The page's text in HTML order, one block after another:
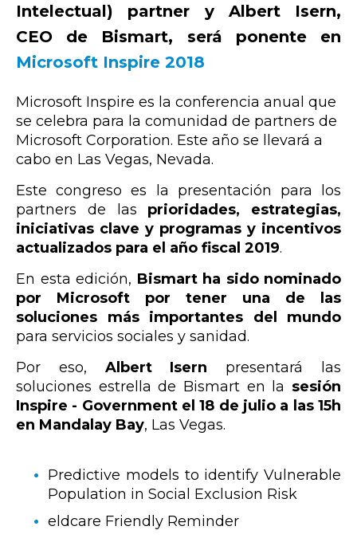
Intelectual) partner y Albert Isern,
CEO de Bismart, será ponente en
Microsoft Inspire 2018
Microsoft Inspire es la conferencia anual que
se celebra para la comunidad de partners de
Microsoft Corporation. Este año se llevará a
cabo en Las Vegas, Nevada.
Este congreso es la presentación para los
partners de las prioridades, estrategias,
iniciativas clave y programas y incentivos
actualizados para el año fiscal 2019.
En esta edición, Bismart ha sido nominado
por Microsoft por tener una de las
soluciones más importantes del mundo
para servicios sociales y sanidad.
Por eso, Albert Isern presentará las
soluciones estrella de Bismart en la sesión
Inspire - Government el 18 de julio a las 15h
en Mandalay Bay, Las Vegas.
Predictive models to identify Vulnerable
Population in Social Exclusion Risk
eldcare Friendly Reminder